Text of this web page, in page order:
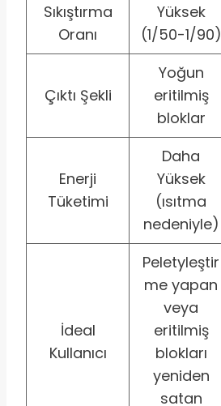
Sıkıştırma
Oranı
Yüksek
(1/50-1/90)
Çıktı Şekli
Yoğun
eritilmiş
bloklar
Enerji
Tüketimi
Daha
Yüksek
(ısıtma
nedeniyle)
İdeal
Kullanıcı
Peletyleştir
me yapan
veya
eritilmiş
blokları
yeniden
satan